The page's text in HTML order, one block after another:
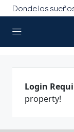
Donde los
Login
property!